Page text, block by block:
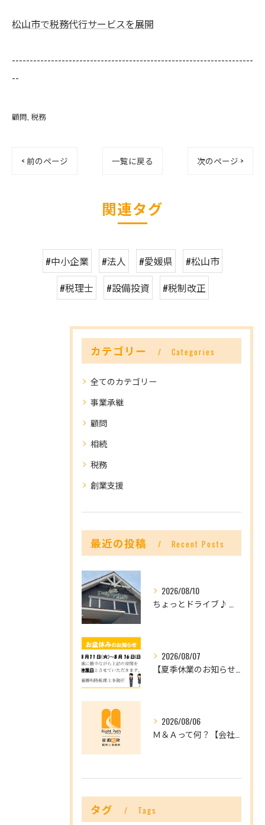
松山市で税務代行サービスを展開
--------------------------------------------------------------------
--
顧問 税務
< 前のページ 一覧に戻る 次のページ >
関連タグ
#中小企業 #法人 #愛媛県
#松山市
#税理士
#設備投資 #税制改正
カテゴリー Categories
全てのカテゴリー
事業承継
顧問
相続
税務
創業支援
最近の投稿 Recent Posts
2026/08/10
2026/08/07
2026/08/06
タグ Tags